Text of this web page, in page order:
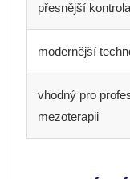
přesnější
modernější
vhodný pro
mezoterapii